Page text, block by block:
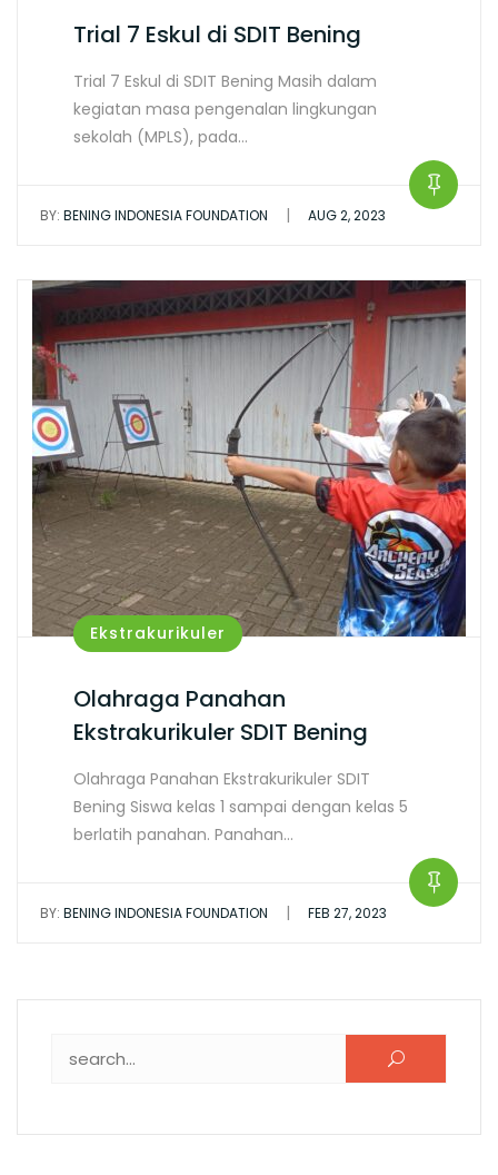
Trial 7 Eskul di SDIT Bening
Trial 7 Eskul di SDIT Bening Masih dalam
kegiatan masa pengenalan lingkungan
sekolah (MPLS), pada…
BY: BENING INDONESIA FOUNDATION | AUG 2, 2023
Ekstrakurikuler
Olahraga Panahan
Ekstrakurikuler SDIT Bening
Olahraga Panahan Ekstrakurikuler SDIT
Bening Siswa kelas 1 sampai dengan kelas 5
berlatih panahan. Panahan…
BY: BENING INDONESIA FOUNDATION | FEB 27, 2023